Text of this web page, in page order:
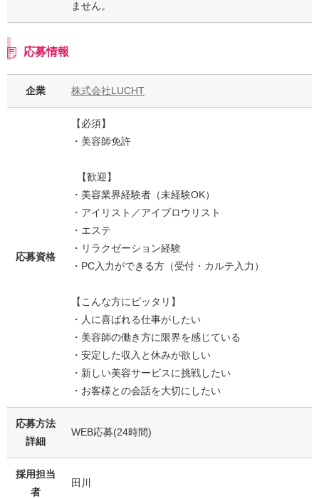
ません。
応募情報
企業 株式会社LUCHT
応募資格
【必須】
・美容師免許
【歓迎】
・美容業界経験者（未経験OK）
・アイリスト／アイブロウリスト
・エステ
・リラクゼーション経験
・PC入力ができる方（受付・カルテ入力）
【こんな方にピッタリ】
・人に喜ばれる仕事がしたい
・美容師の働き方に限界を感じている
・安定した収入と休みが欲しい
・新しい美容サービスに挑戦したい
・お客様との会話を大切にしたい
応募方法
詳細
WEB応募(24時間)
採用担当
者
田川